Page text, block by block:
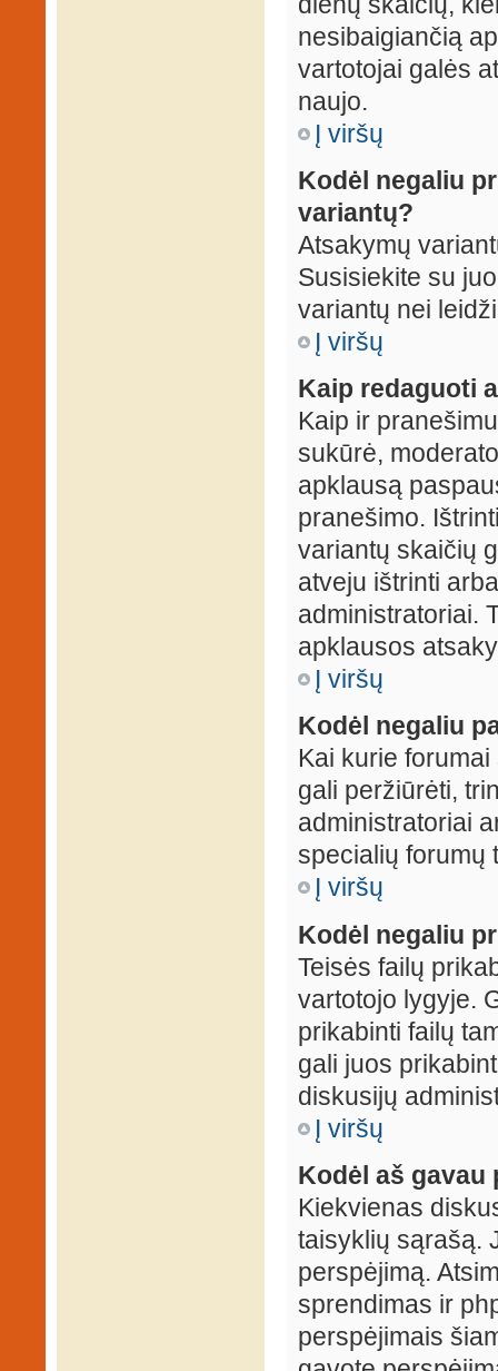
nesibaigiančią
vartotojai galės
naujo.
Į viršų
Kodėl negaliu
variantų?
Atsakymų
Susisiekite su
variantų nei
Į viršų
Kaip redaguoti
Kaip ir
sukūrė,
apklausą
pranešimo.
variantų skaičių
atveju ištrinti
administratoriai.
apklausos
Į viršų
Kodėl negaliu
Kai kurie
gali peržiūrėti,
administratoriai
specialių forumų
Į viršų
Kodėl negaliu
Teisės failų
vartotojo lygyje.
prikabinti failų
gali juos
diskusijų
Į viršų
Kodėl aš gavau
Kiekvienas
taisyklių sąrašą.
perspėjimą.
sprendimas ir
perspėjimais